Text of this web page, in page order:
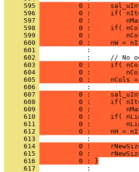
     595
0 :
     596
0 :     if(
     597
0 :
     598
0 :     if(
     599
0 :
     600
0 :     nW =
     601
     602
     603
0 :     if(
     604
0 :
     605
0 :     nCols
     606
     607
0 :
     608
0 :     if(
     609
0 :
     610
0 :     if(
     611
0 :
     612
0 :     nH =
     613
     614
0 :
     615
0 :
     616
          0 : }
     617
            :